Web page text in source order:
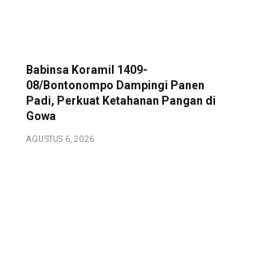
Babinsa Koramil 1409-
08/Bontonompo Dampingi Panen
Padi, Perkuat Ketahanan Pangan di
Gowa
AGUSTUS 6, 2026